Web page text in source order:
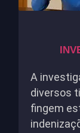
A
diversos
fingem